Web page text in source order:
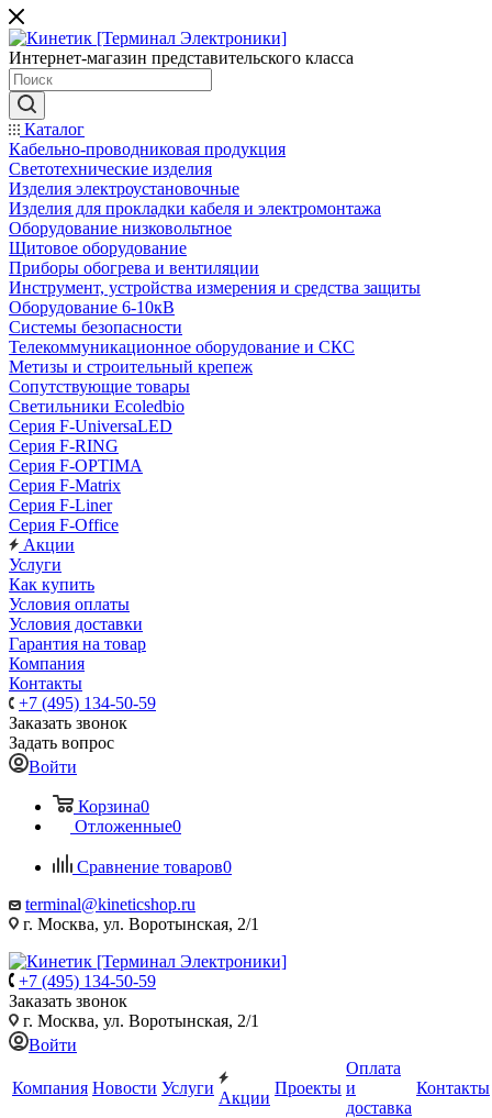
Интернет-магазин представительского класса
Каталог
Кабельно-проводниковая продукция
Светотехнические изделия
Изделия электроустановочные
Изделия для прокладки кабеля и электромонтажа
Оборудование низковольтное
Щитовое оборудование
Приборы обогрева и вентиляции
Инструмент, устройства измерения и средства защиты
Оборудование 6-10кВ
Системы безопасности
Телекоммуникационное оборудование и СКС
Метизы и строительный крепеж
Сопутствующие товары
Светильники Ecoledbio
Серия F-UniversaLED
Серия F-RING
Серия F-OPTIMA
Серия F-Matrix
Серия F-Liner
Серия F-Office
Акции
Услуги
Как купить
Условия оплаты
Условия доставки
Гарантия на товар
Компания
Контакты
+7 (495) 134-50-59
Заказать звонок
Задать вопрос
Войти
Корзина0
Отложенные0
Сравнение товаров0
terminal@kineticshop.ru
г. Москва, ул. Воротынская, 2/1
+7 (495) 134-50-59
Заказать звонок
г. Москва, ул. Воротынская, 2/1
Войти
Компания Новости Услуги
Акции
Проекты
Оплата
и
доставка
Контакты